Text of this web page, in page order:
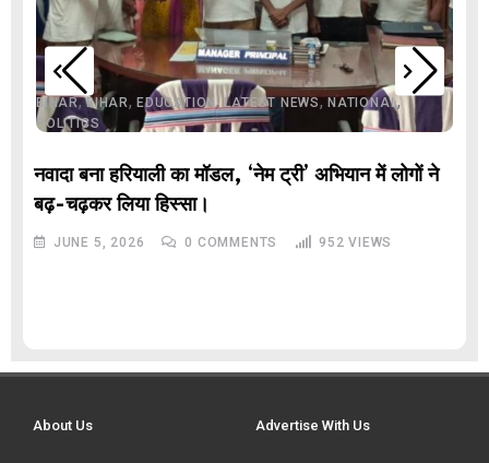
BIHAR,BIHAR, EDUCATION,LATEST NEWS,NATIONAL,
POLITICS
नवादा बना हरियाली का मॉडल, ‘नेम ट्री’ अभियान में लोगों ने
बढ़-चढ़कर लिया हिस्सा।
JUNE 5, 2026 0 COMMENTS 952 VIEWS
About Us Advertise With Us